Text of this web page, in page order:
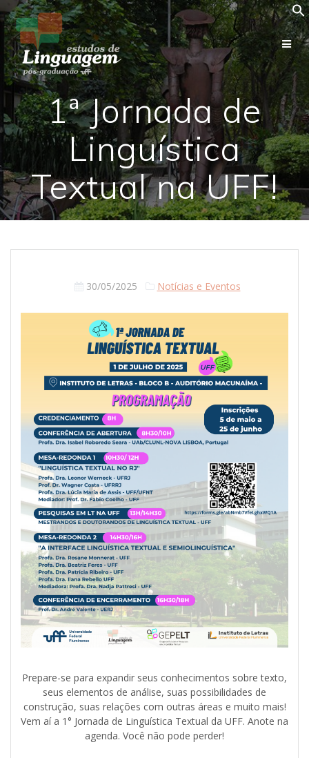
Skip
to
content
1ª Jornada de
Linguística
Textual na UFF!
30/05/2025 Notícias e Eventos
Prepare-se para expandir seus conhecimentos sobre texto,
seus elementos de análise, suas possibilidades de
construção, suas relações com outras áreas e muito mais!
Vem aí a 1° Jornada de Linguística Textual da UFF. Anote na
agenda. Você não pode perder!